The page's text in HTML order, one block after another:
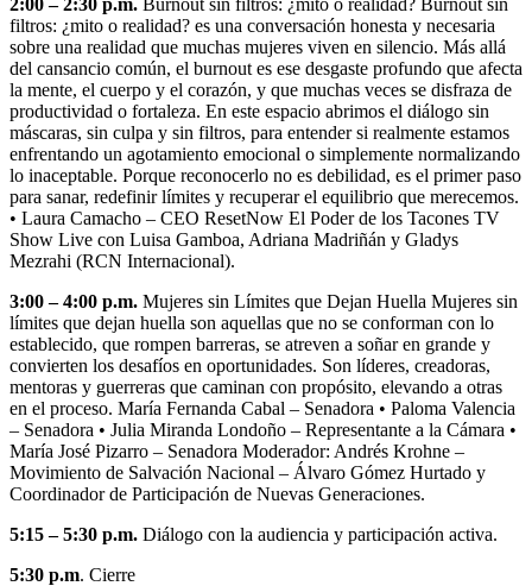
filtros: ¿mito o realidad? es una conversación honesta y necesaria
sobre una realidad que muchas mujeres viven en silencio. Más allá
del cansancio común, el burnout es ese desgaste profundo que afecta
la mente, el cuerpo y el corazón, y que muchas veces se disfraza de
productividad o fortaleza. En este espacio abrimos el diálogo sin
máscaras, sin culpa y sin filtros, para entender si realmente estamos
enfrentando un agotamiento emocional o simplemente normalizando
lo inaceptable. Porque reconocerlo no es debilidad, es el primer paso
para sanar, redefinir límites y recuperar el equilibrio que merecemos.
• Laura Camacho – CEO ResetNow El Poder de los Tacones TV
Show Live con Luisa Gamboa, Adriana Madriñán y Gladys
Mezrahi (RCN Internacional).
3:00 – 4:00 p.m. Mujeres sin Límites que Dejan Huella Mujeres sin
límites que dejan huella son aquellas que no se conforman con lo
establecido, que rompen barreras, se atreven a soñar en grande y
convierten los desafíos en oportunidades. Son líderes, creadoras,
mentoras y guerreras que caminan con propósito, elevando a otras
en el proceso. María Fernanda Cabal – Senadora • Paloma Valencia
– Senadora • Julia Miranda Londoño – Representante a la Cámara •
María José Pizarro – Senadora Moderador: Andrés Krohne –
Movimiento de Salvación Nacional – Álvaro Gómez Hurtado y
Coordinador de Participación de Nuevas Generaciones.
5:15 – 5:30 p.m. Diálogo con la audiencia y participación activa.
5:30 p.m. Cierre